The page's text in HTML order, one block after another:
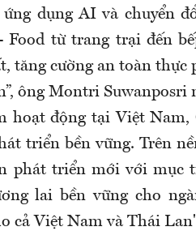
ứng dụng AI và chuyển
Food từ trang trại đến
tăng cường an toàn thực
ông Montri
hoạt động tại Việt
triển bền vững. Trên
phát triển mới với mục
lai bền vững cho
cả Việt Nam và Thái